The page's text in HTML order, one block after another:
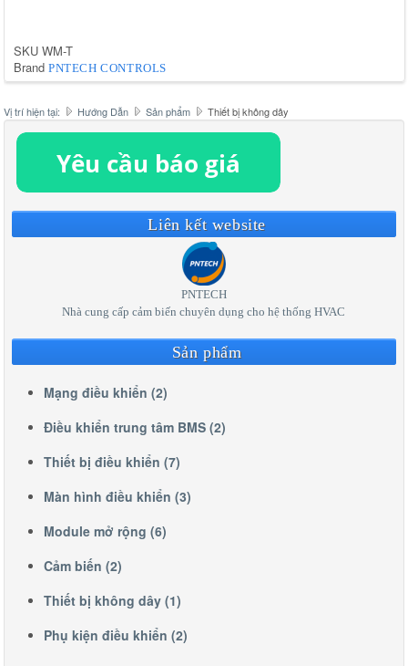
SKU WM-T
Brand PNTECH CONTROLS
Vị trí hiện tại: Hướng Dẫn Sản phẩm Thiết bị không dây
Liên kết website
PNTECH
Nhà cung cấp cảm biến chuyên dụng cho hệ thống HVAC
Sản phẩm
Mạng điều khiển (2)
Điều khiển trung tâm BMS (2)
Thiết bị điều khiển (7)
Màn hình điều khiển (3)
Module mở rộng (6)
Cảm biến (2)
Thiết bị không dây (1)
Phụ kiện điều khiển (2)